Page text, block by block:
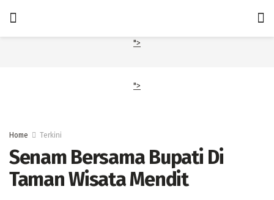
">
">
Home Terkini
Senam Bersama Bupati Di
Taman Wisata Mendit